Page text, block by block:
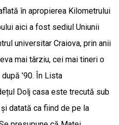
în apropierea Kilometrului
aici a fost sediul Uniunii
universitar Craiova, prin anii
mai târziu, cei mai tineri o
’90. În Lista
Dolj casa este trecută sub
datată ca fiind de pe la